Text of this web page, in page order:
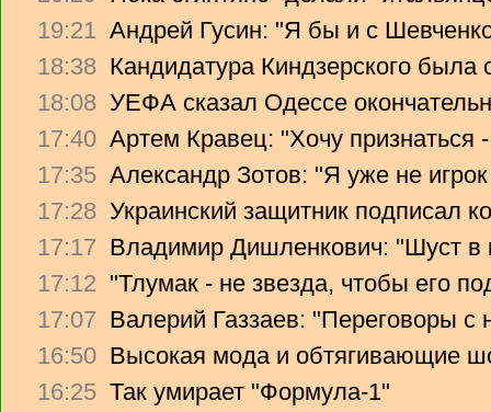
19:21 Андрей Гусин: "Я бы и с
18:38 Кандидатура Киндзерского была
18:08 УЕФА сказал Одессе
17:40 Артем Кравец: "Хочу признаться
17:35 Александр Зотов: "Я уже не
17:28 Украинский защитник подписал
17:17 Владимир Дишленкович: "Шуст в
17:12 "Тлумак - не звезда, чтобы его
17:07 Валерий Газзаев: "Переговоры с
16:50 Высокая мода и обтягивающие
16:25 Так умирает "Формула-1"